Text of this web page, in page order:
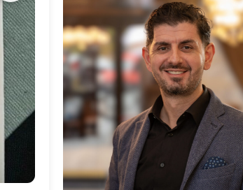
X